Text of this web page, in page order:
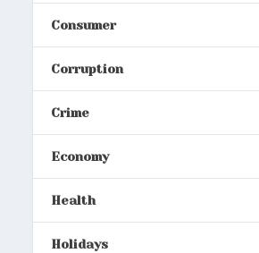
Consumer
Corruption
Crime
Economy
Health
Holidays